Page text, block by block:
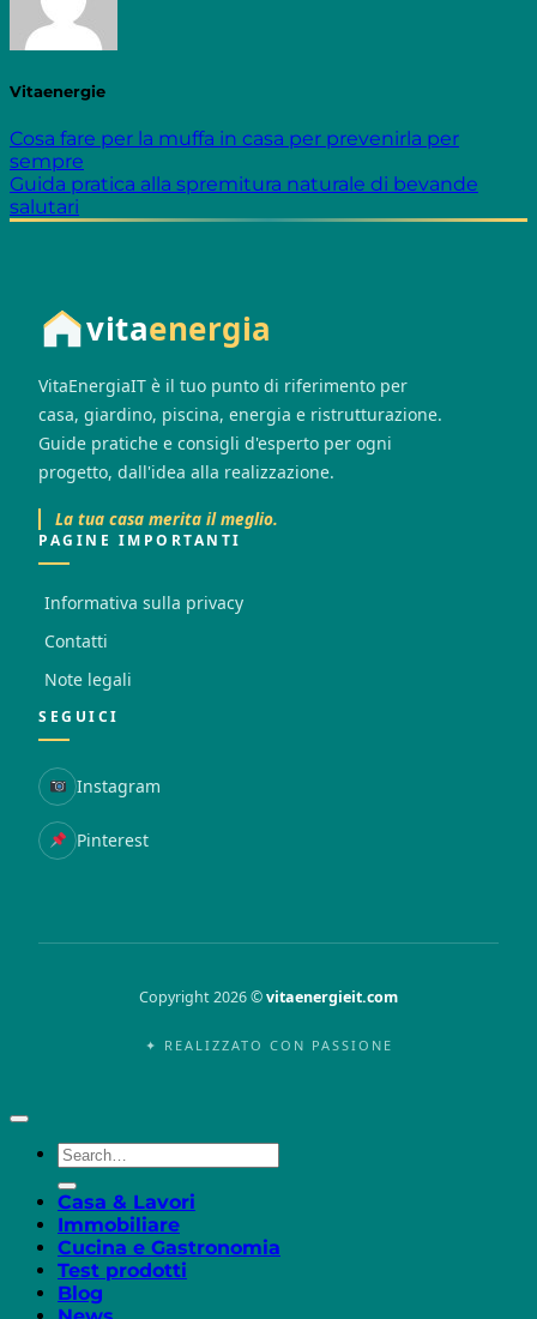
Vitaenergie
Cosa fare per la muffa in casa per prevenirla per
sempre
Guida pratica alla spremitura naturale di bevande
salutari
vitaenergia
VitaEnergiaIT è il tuo punto di riferimento per
casa, giardino, piscina, energia e ristrutturazione.
Guide pratiche e consigli d'esperto per ogni
progetto, dall'idea alla realizzazione.
La tua casa merita il meglio.
PAGINE IMPORTANTI
Informativa sulla privacy
Contatti
Note legali
SEGUICI
Instagram
Pinterest
Copyright 2026 ©vitaenergieit.com
✦ REALIZZATO CON PASSIONE
Casa & Lavori
Immobiliare
Cucina e Gastronomia
Test prodotti
Blog